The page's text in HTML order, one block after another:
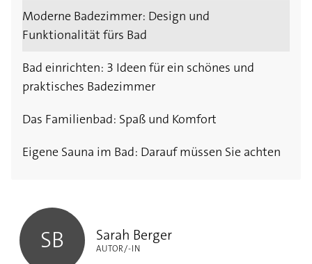
Moderne Badezimmer: Design und
Funktionalität fürs Bad
Bad einrichten: 3 Ideen für ein schönes und
praktisches Badezimmer
Das Familienbad: Spaß und Komfort
Eigene Sauna im Bad: Darauf müssen Sie achten
SB Sarah Berger
AUTOR/-IN